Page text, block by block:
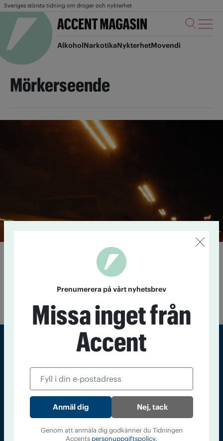
Sveriges största tidning om droger och nykterhet
AlkoholNarkotikaNykterhetMovendi
Mörkerseende
Alkohol försämrar mörkerseendet
Som om det inte var nog med att alkohol
försämrar körförmågan. Ny forskning visar att alkohol även
försämrar mörkerseendet, vilket ökar risken ännu mer för den
Tidningen Accent, A4, Bondegatan 21, 116 33 Stockholm
accent@iogt.se
Chefredaktör och ansvarig utgivare: Barbro Janson Lundkvist,
Prenumerera på vårt nyhetsbrev
Missa inget från
Accent
Nej, tack
Genom att anmäla dig godkänner du Tidningen
Accents personuppgiftspolicy.